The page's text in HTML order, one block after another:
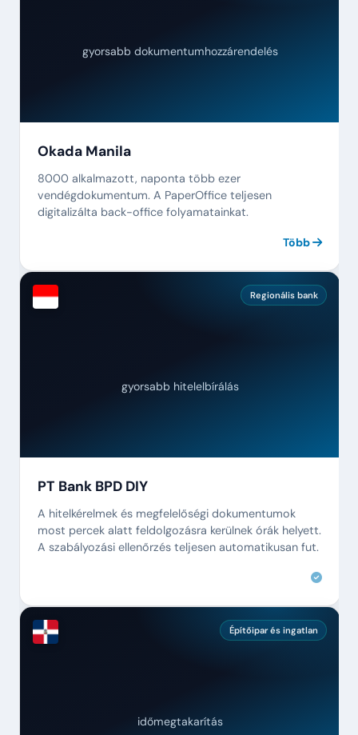
gyorsabb dokumentumhozzárendelés
Okada Manila
8000 alkalmazott, naponta több ezer
vendégdokumentum. A PaperOffice teljesen
digitalizálta back-office folyamatainkat.
Több
Regionális bank
gyorsabb hitelelbírálás
PT Bank BPD DIY
A hitelkérelmek és megfelelőségi dokumentumok
most percek alatt feldolgozásra kerülnek órák helyett.
A szabályozási ellenőrzés teljesen automatikusan fut.
Építőipar és ingatlan
időmegtakarítás